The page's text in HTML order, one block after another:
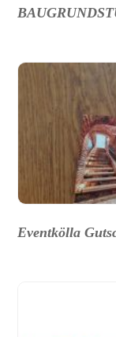
Eventkölla